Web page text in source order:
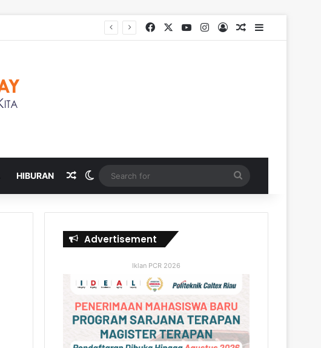
FacebookYouTubeInstagram
Log InRandom Article
Sidebar
HIBURAN Random Article
Switch skin
for
Advertisement
Iklan PCR 2026